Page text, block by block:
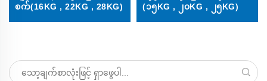
စက်(16KG , 22KG , 28KG)
(၁၅KG , ၂၀KG , ၂၅KG)